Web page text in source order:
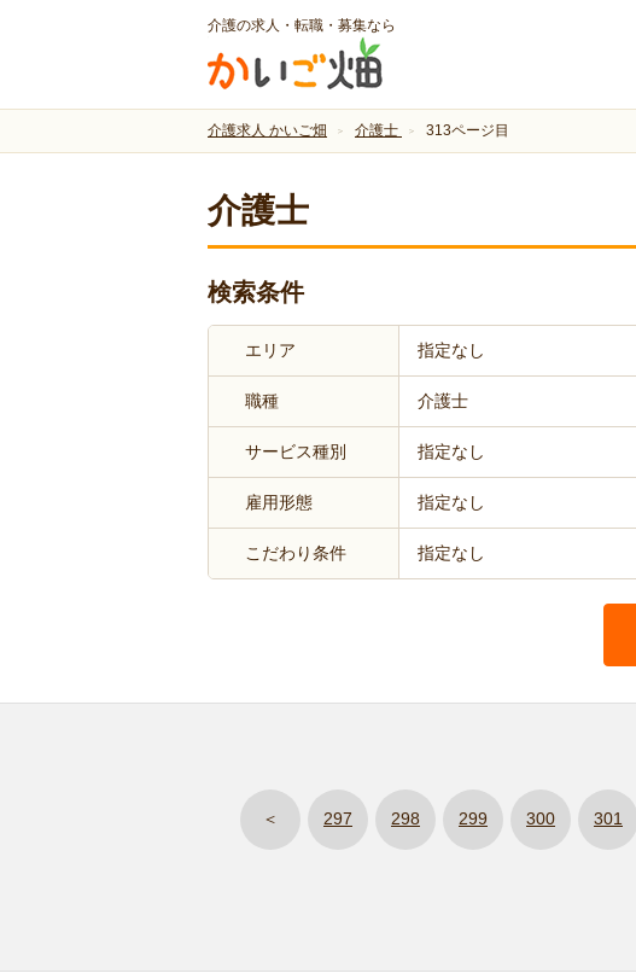
介護の求人・転職・募集なら
介護求人 かいご畑 介護士 313ページ目
介護士
検索条件
エリア 指定なし
職種 介護士
サービス種別 指定なし
雇用形態 指定なし
こだわり条件 指定なし
＜ 297 298 299 300 301